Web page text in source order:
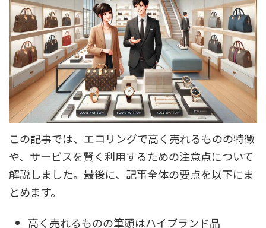
この記事では、エコリングで高く売れるものの特徴
や、サービスを賢く利用するための注意点について
解説しました。最後に、記事全体の要点を以下にま
とめます。
高く売れるものの筆頭はハイブランド品